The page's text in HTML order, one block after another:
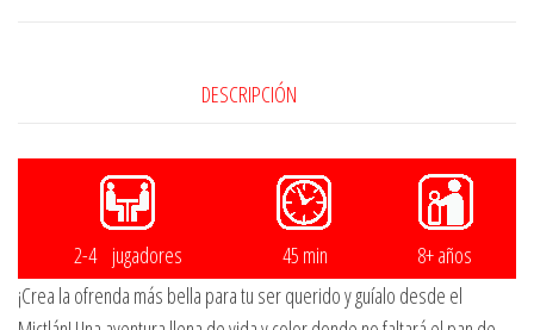
DESCRIPCIÓN
2-4 jugadores 45 min
8+ años
¡Crea la ofrenda más bella para tu ser querido y guíalo desde el